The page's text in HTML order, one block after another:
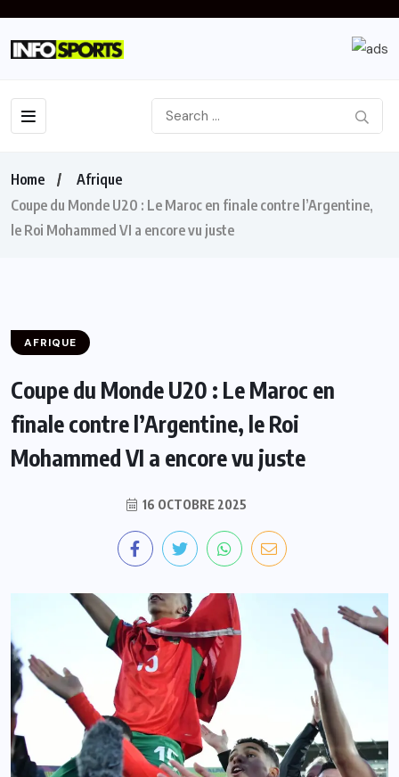
Home
Afrique
Coupe du Monde U20 : Le Maroc en finale contre l’Argentine,
le Roi Mohammed VI a encore vu juste
AFRIQUE
Coupe du Monde U20 : Le Maroc en
finale contre l’Argentine, le Roi
Mohammed VI a encore vu juste
16 OCTOBRE 2025